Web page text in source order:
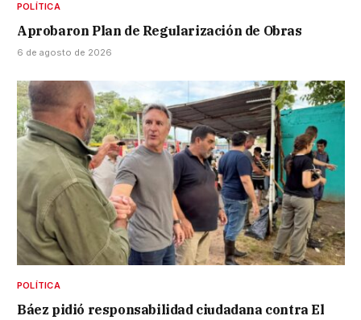
POLÍTICA
Aprobaron Plan de Regularización de Obras
6 de agosto de 2026
POLÍTICA
Báez pidió responsabilidad ciudadana contra El